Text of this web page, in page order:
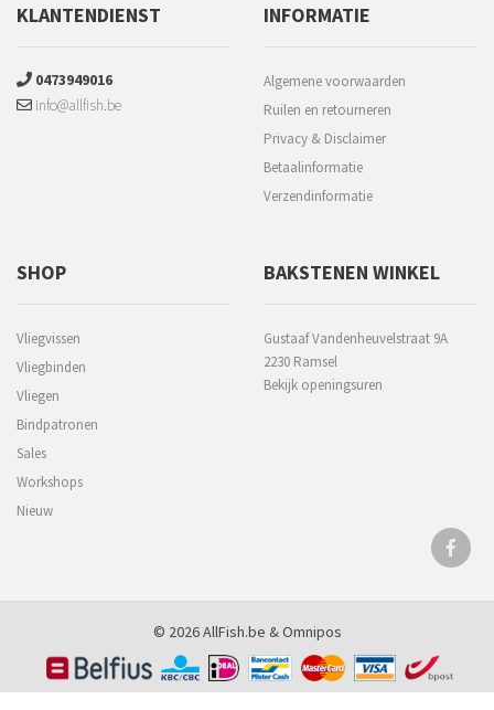
KLANTENDIENST
0473949016
info@allfish.be
INFORMATIE
Algemene voorwaarden
Ruilen en retourneren
Privacy & Disclaimer
Betaalinformatie
Verzendinformatie
SHOP
Vliegvissen
Vliegbinden
Vliegen
Bindpatronen
Sales
Workshops
Nieuw
BAKSTENEN WINKEL
Gustaaf Vandenheuvelstraat 9A
2230 Ramsel
Bekijk openingsuren
© 2026 AllFish.be &Omnipos